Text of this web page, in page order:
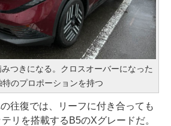
つきになる。クロスオーバーになった
のプロポーションを持つ
往復では、リーフに付き合っても
リを搭載するB5のXグレードだ。